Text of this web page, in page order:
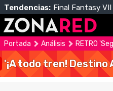
Tendencias: Final Fantasy
Portada Análisis RETRO
'¡A todo tren!